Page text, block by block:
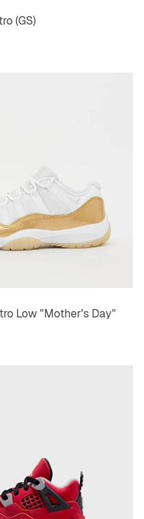
(GS)
Low "Mother's Day"